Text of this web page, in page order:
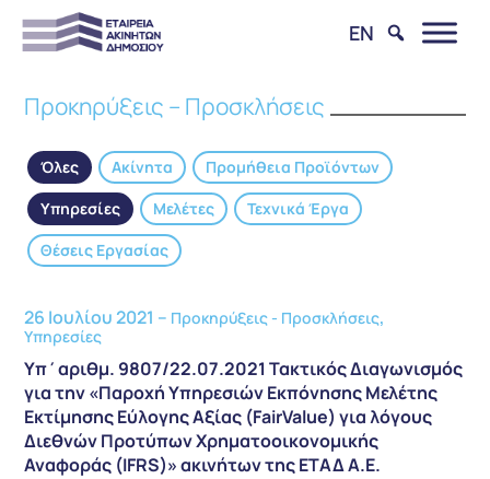
EN
Προκηρύξεις – Προσκλήσεις
Όλες Ακίνητα
Προμήθεια Προϊόντων
Υπηρεσίες
Μελέτες
Τεχνικά Έργα
Θέσεις Εργασίας
26 Ιουλίου 2021 – Προκηρύξεις - Προσκλήσεις,
Υπηρεσίες
Υπ΄αριθμ. 9807/22.07.2021 Τακτικός Διαγωνισμός
για την «Παροχή Υπηρεσιών Εκπόνησης Μελέτης
Εκτίμησης Εύλογης Αξίας (FairValue) για λόγους
Διεθνών Προτύπων Χρηματοοικονομικής
Αναφοράς (IFRS)» ακινήτων της ΕΤΑΔ Α.Ε.